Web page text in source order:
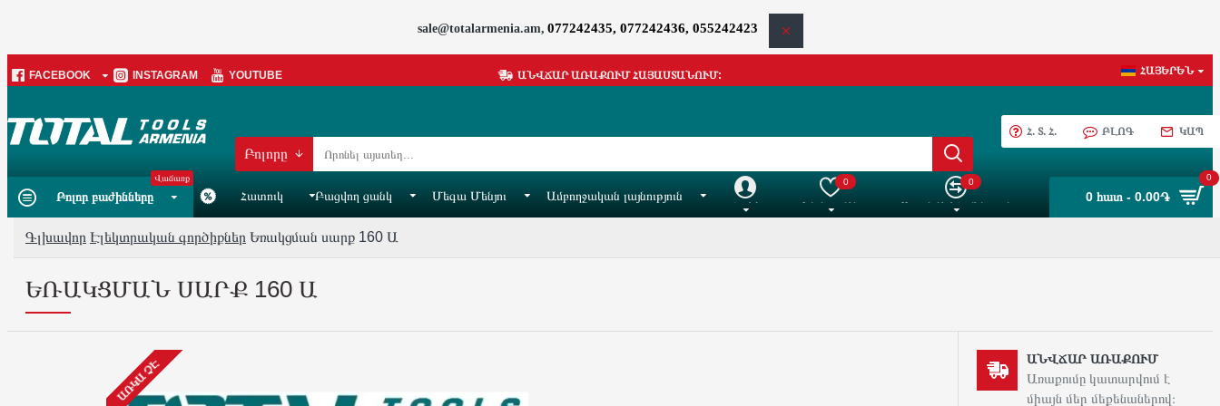
sale@totalarmenia.am, 077242435, 077242436, 055242423
FACEBOOK INSTAGRAM YOUTUBE ԱՆՎՃԱՐ ԱՌԱՔՈՒՄ ՀԱՅԱՍՏԱՆՈՒՄ: ՀԱՅԵՐԵՆ
Բոլորը
Հ. Տ. Հ. ԲԼՈԳ ԿԱՊ
Բոլոր բաժինները
Վաճառք
Հատուկ Բացվող ցանկ Մեգա Մենյու Ամբողջական լայնություն
Հաշիվ Իմ ընտրանին
0
Ապրանքների Համեմատում
0
0 հատ - 0.00֏
0
Գլխավոր Էլեկտրական գործիքներ Եռակցման սարք 160 Ա
ԵՌԱԿՑՄԱՆ ՍԱՐՔ 160 Ա
ԱՌԿԱ ՉԷ ԱՆՎՃԱՐ ԱՌԱՔՈՒՄ
Առաքումը կատարվում է
միայն մեր մեքենաներով։